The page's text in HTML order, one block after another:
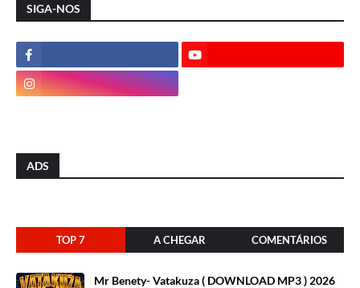
SIGA-NOS
ADS
TOP 7 A CHEGAR COMENTÁRIOS
Mr Benety- Vatakuza ( DOWNLOAD MP3 ) 2026